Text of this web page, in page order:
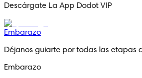
Descárgate La App Dodot VIP
Embarazo
Déjanos guiarte por todas las etapas
Embarazo